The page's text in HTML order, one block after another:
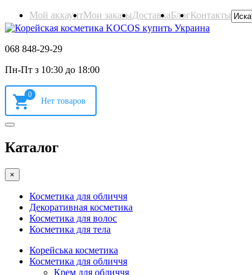
Мой аккаунтМои заказыДоставкаБлогКонтакты
068 848-29-29
Пн-Пт з 10:30 до 18:00
0
Каталог
×
Косметика для обличчя
Декоративная косметика
Косметика для волос
Косметика для тела
Корейська косметика
Косметика для обличчя
Крем для обличчя